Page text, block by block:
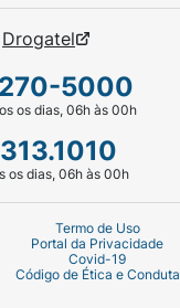
Colosso.
Drogatel
5000
os dias, 06h às 00h
os dias, 06h às 00h
Termo de Uso
Portal da Privacidade
Covid-19
Código de Ética e Conduta